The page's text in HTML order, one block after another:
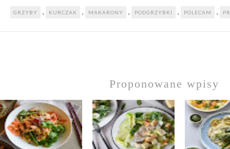
GRZYBY , KURCZAK , MAKARONY , PODGRZYBKI , POLECAM ,
Proponowane wpisy